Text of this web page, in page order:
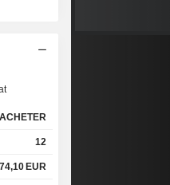
ACHETER
12
EUR